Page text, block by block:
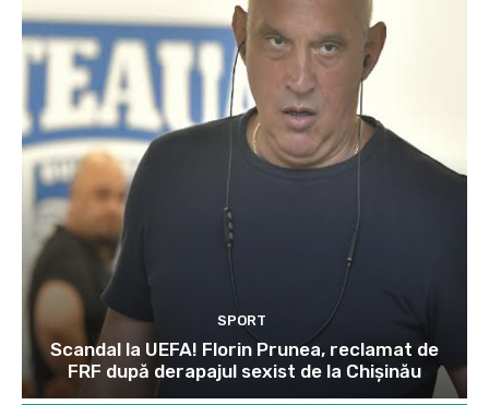
SPORT
Scandal la UEFA! Florin Prunea, reclamat de
FRF după derapajul sexist de la Chișinău